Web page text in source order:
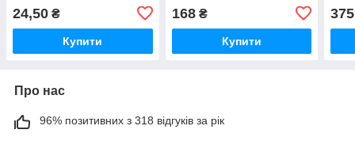
125х1.6х22.2 мм
24,50 ₴
Купити
168₴
Купити
375
Про нас
96% позитивних з 318 відгуків за рік